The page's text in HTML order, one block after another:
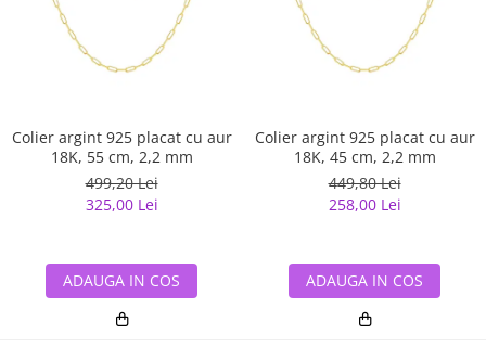
Colier argint 925 placat cu aur
18K, 55 cm, 2,2 mm
499,20 Lei
325,00 Lei
ADAUGA IN COS
Colier argint 925 placat cu aur
18K, 45 cm, 2,2 mm
449,80 Lei
258,00 Lei
ADAUGA IN COS